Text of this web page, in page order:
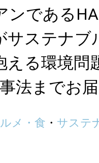
ンである
サステナ
える環境問
法までお
メ・食 ・ サステ